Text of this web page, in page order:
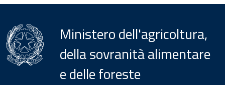
Ministero dell'agricoltura,
della sovranità alimentare
e delle foreste